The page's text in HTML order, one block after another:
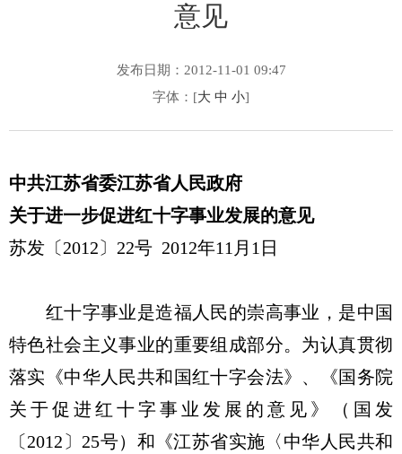
意见
发布日期：2012-11-01 09:47
字体：[大 中 小]
中共江苏省委江苏省人民政府
关于进一步促进红十字事业发展的意见
苏发〔2012〕22号 2012年11月1日
红十字事业是造福人民的崇高事业，是中国
特色社会主义事业的重要组成部分。为认真贯彻
落实《中华人民共和国红十字会法》、《国务院
关于促进红十字事业发展的意见》（国发
〔2012〕25号）和《江苏省实施〈中华人民共和